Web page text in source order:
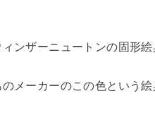
ンザーニュートンの固形絵
メーカーのこの色という